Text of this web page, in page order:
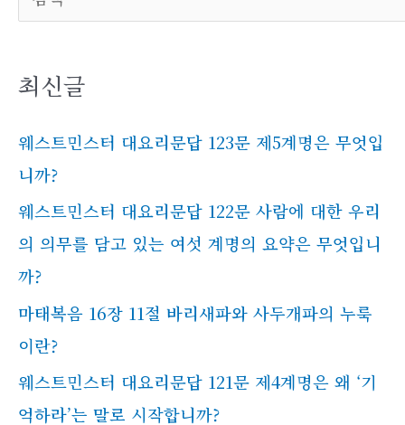
최신글
웨스트민스터 대요리문답 123문 제5계명은 무엇입
니까?
웨스트민스터 대요리문답 122문 사람에 대한 우리
의 의무를 담고 있는 여섯 계명의 요약은 무엇입니
까?
마태복음 16장 11절 바리새파와 사두개파의 누룩
이란?
웨스트민스터 대요리문답 121문 제4계명은 왜 ‘기
억하라’는 말로 시작합니까?